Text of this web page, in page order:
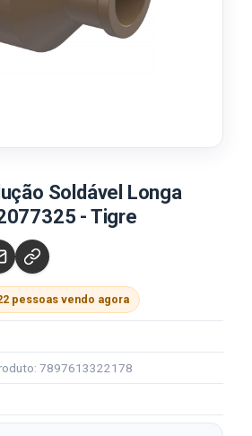
Soldável Longa
- Tigre
pessoas vendo agora
7897613322178